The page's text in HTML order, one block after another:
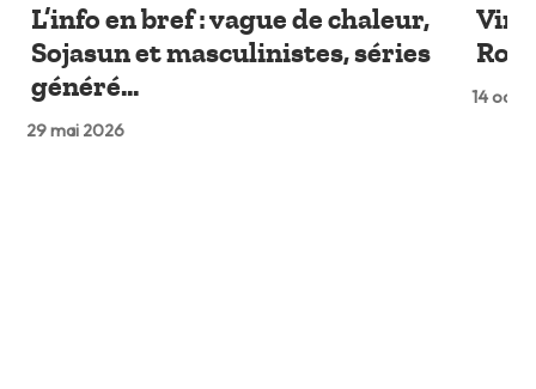
L’info en bref : vague de chaleur,
Sojasun et masculinistes, séries
généré...
29 mai 2026
14 oct.